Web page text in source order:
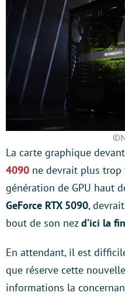
La carte graphique
4090 ne devrait plus trop
génération de GPU haut
GeForce RTX 5090,
bout de son nezd’ici la
En attendant, il est
que réserve cette
informations la